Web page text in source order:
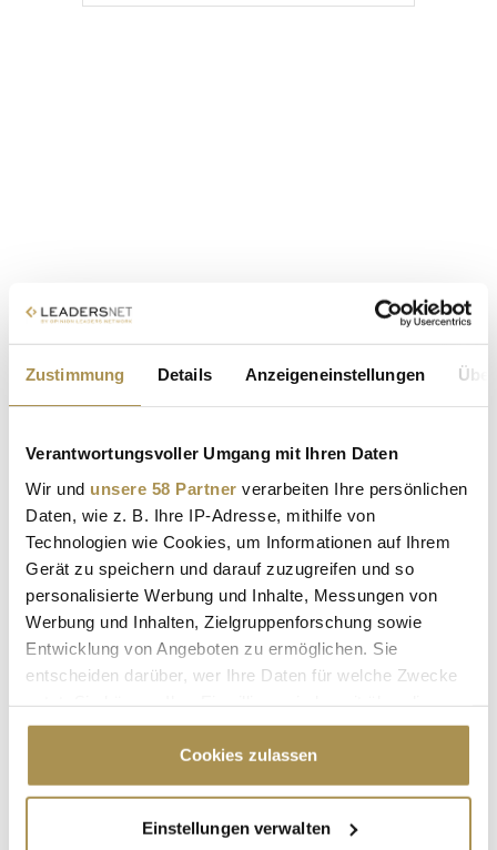
Zustimmung Details Anzeigeneinstellungen
Verantwortungsvoller Umgang mit Ihren Daten
Wir und unsere 58 Partner verarbeiten Ihre persönlichen
Daten, wie z. B. Ihre IP-Adresse, mithilfe von
Technologien wie Cookies, um Informationen auf Ihrem
Gerät zu speichern und darauf zuzugreifen und so
personalisierte Werbung und Inhalte, Messungen von
Werbung und Inhalten, Zielgruppenforschung sowie
Entwicklung von Angeboten zu ermöglichen. Sie
entscheiden darüber, wer Ihre Daten für welche Zwecke
Cookie-Erklärung oder durch Klicken auf das Privacy
Trigger Symbol ändern oder widerrufen
Informationen über Ihre geografische Lage
Cookies zulassen
Einstellungen verwalten